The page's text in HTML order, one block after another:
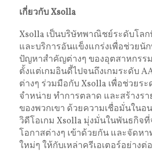
เกี่ยวกับXsolla
Xsolla เป็นบริษัทพาณิชย์ระดับโลก
และบริการอันแข็งแกร่งเพื่อช่วยนั
ปัญหาสำคัญต่างๆ ของอุตสาหกรร
ตั้งแต่เกมอินดี้ไปจนถึงเกมระดับ
ต่างๆ ร่วมมือกับ Xsolla เพื่อช่วยร
จำหน่าย ทำการตลาด และสร้างรา
ของพวกเขา ด้วยความเชื่อมั่นในอ
วิดีโอเกม Xsolla มุ่งมั่นในพันธกิจที่
โอกาสต่างๆ เข้าด้วยกัน และจัดห
ใหม่ๆ ให้กับเหล่าครีเอเตอร์อย่างต่